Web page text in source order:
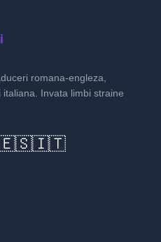
romana-engleza,
Invata limbi straine
🇮🇹